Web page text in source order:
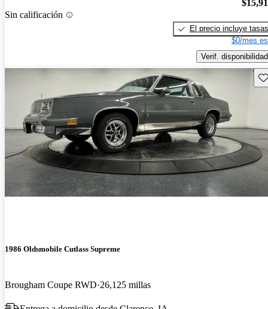
Sin calificación
El precio incluye tasas
$0/mes
Verif. disponibilidad
1986 Oldsmobile Cutlass Supreme
Brougham Coupe RWD 26,125 millas